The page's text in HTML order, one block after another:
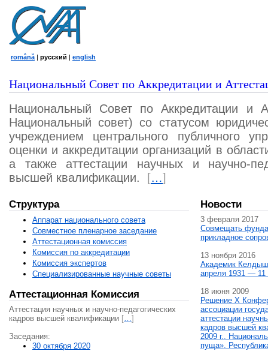
română | русский | english
Национальный Совет по Аккредитации и
Национальный Совет по Аккредитации и
Национальный совет) со статусом
учреждением центрального публичного
оценки и аккредитации организаций в
а также аттестации научных и научно-
высшей квалификации.
[…]
Структура
Аппарат национального совета
Совместное пленарное заседание
Аттестационная комисcия
Комиссия по аккредитации
Комиссия экспертов
Специализированные научные советы
Аттестационная Комиссия
Аттестация научных и научно-педагогических
кадров высшей квалификации […]
Заседания:
30 октября 2020
Новости
3 февраля 2017
Совмещать
прикладное
13 ноября 2016
Академик
апреля 1931 — 11
18 июня 2009
Решение X
ассоциации
аттестации
кадров высшей
2009 г.,
пуща»,